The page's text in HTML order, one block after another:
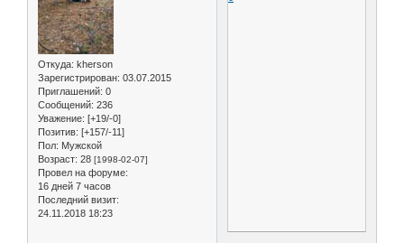
Откуда: kherson
Зарегистрирован: 03.07.2015
Приглашений: 0
Сообщений: 236
Уважение: [+19/-0]
Позитив: [+157/-11]
Пол: Мужской
Возраст: 28 [1998-02-07]
Провел на форуме:
16 дней 7 часов
Последний визит:
24.11.2018 18:23